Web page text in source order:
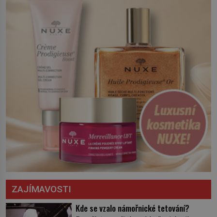
opatření, která mají posílit obranu jeho
království. Zajistit hodlá především
ZAJÍMAVOSTI
Kde se vzalo námořnické tetování?